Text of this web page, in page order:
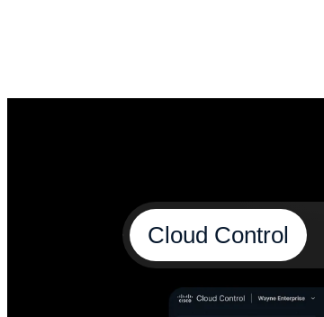
Cloud Control